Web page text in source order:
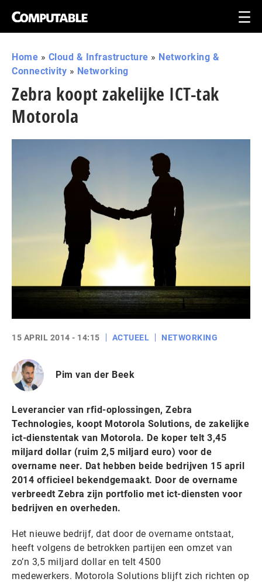
Home » Cloud & Infrastructure » Networking &
Connectivity » Networking
Zebra koopt zakelijke ICT-tak
Motorola
15 APRIL 2014 - 14:15 ACTUEEL NETWORKING
Pim van der Beek
Leverancier van rfid-oplossingen, Zebra
Technologies, koopt Motorola Solutions, de zakelijke
ict-dienstentak van Motorola. De koper telt 3,45
miljard dollar (ruim 2,5 miljard euro) voor de
overname neer. Dat hebben beide bedrijven 15 april
2014 officieel bekendgemaakt. Door de overname
verbreedt Zebra zijn portfolio met ict-diensten voor
bedrijven en overheden.
Het nieuwe bedrijf, dat door de overname ontstaat,
heeft volgens de betrokken partijen een omzet van
zo’n 3,5 miljard dollar en telt 4500
medewerkers. Motorola Solutions blijft zich richten op